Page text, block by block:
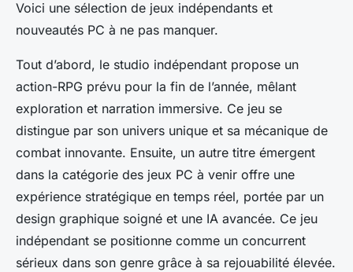
Voici une sélection de jeux indépendants et
nouveautés PC à ne pas manquer.
Tout d’abord, le studio indépendant propose un
action-RPG prévu pour la fin de l’année, mêlant
exploration et narration immersive. Ce jeu se
distingue par son univers unique et sa mécanique de
combat innovante. Ensuite, un autre titre émergent
dans la catégorie des jeux PC à venir offre une
expérience stratégique en temps réel, portée par un
design graphique soigné et une IA avancée. Ce jeu
indépendant se positionne comme un concurrent
sérieux dans son genre grâce à sa rejouabilité élevée.